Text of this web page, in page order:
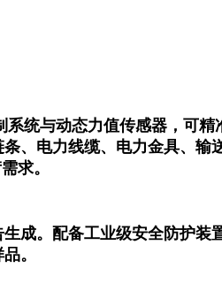
统与动态力值传感器，可精
、电力线缆、电力金具、输
求。
成。配备工业级安全防护装
。